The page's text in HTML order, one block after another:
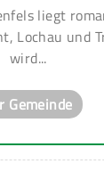
liegt
Lochau und
wird...
Gemeinde